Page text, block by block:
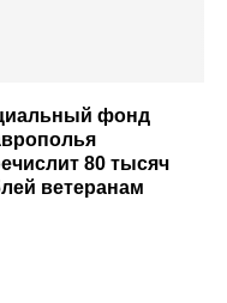
фонд
80 тысяч
ветеранам